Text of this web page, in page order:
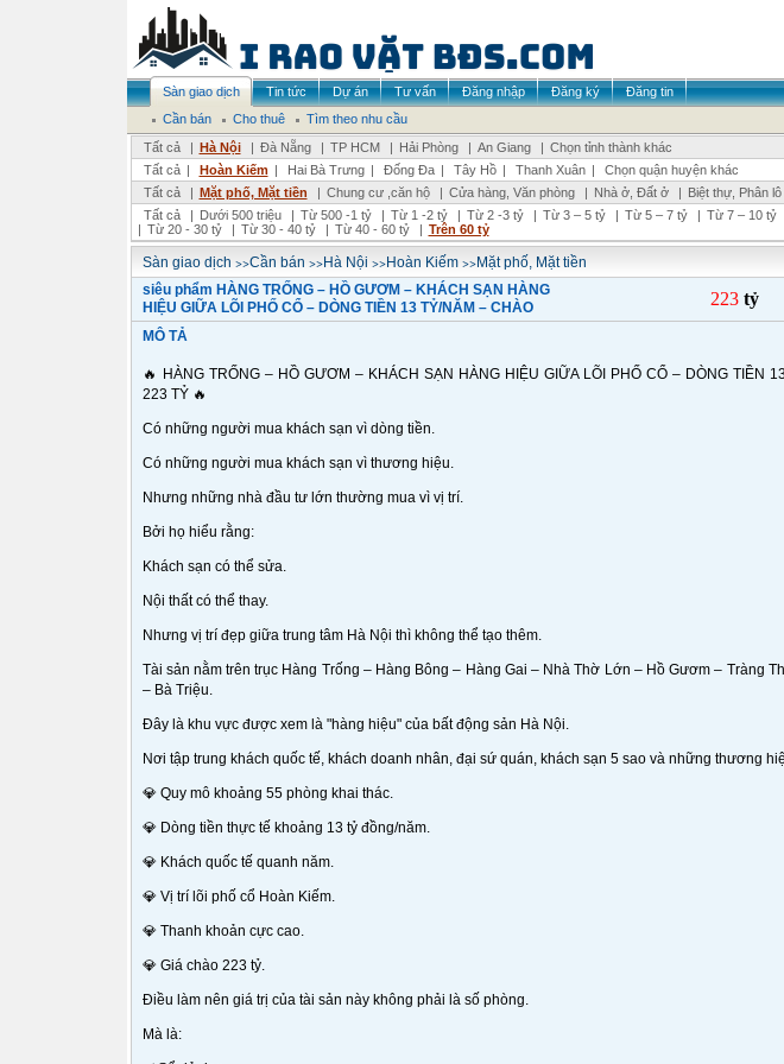
Sàn giao dịch Tin tức Dự án Tư vấn Đăng nhập Đăng ký
Đăng tin
Cần bán
Cho thuê
Tìm theo nhu cầu
Tất cả
| Hà Nội | Đà Nẵng | TP HCM | Hải Phòng | An Giang | Chọn tỉnh thành khác
Tất cả | Hoàn Kiếm | Hai Bà Trưng | Đống Đa | Tây Hồ | Thanh Xuân |
Chọn quận huyện khác
Tất cả
| Mặt phố, Mặt tiền | Chung cư ,căn hộ | Cửa hàng, Văn phòng | Nhà ở, Đất ở | Biệt thự, Phân lô
Tất cả
| Dưới 500 triệu | Từ 500 -1 tỷ | Từ 1 -2 tỷ | Từ 2 -3 tỷ | Từ 3 – 5 tỷ | Từ 5 – 7 tỷ | Từ 7 – 10 tỷ
| Từ 20 - 30 tỷ | Từ 30 - 40 tỷ | Từ 40 - 60 tỷ | Trên 60 tỷ
Sàn giao dịch >>Cần bán >>Hà Nội >>Hoàn Kiếm>>Mặt phố, Mặt tiền
siêu phẩm HÀNG TRỐNG – HỒ GƯƠM – KHÁCH SẠN HÀNG
HIỆU GIỮA LÕI PHỐ CỔ – DÒNG TIỀN 13 TỶ/NĂM – CHÀO
223 tỷ
MÔ TẢ
🔥 HÀNG TRỐNG – HỒ GƯƠM – KHÁCH SẠN HÀNG HIỆU GIỮA LÕI PHỐ CỔ – DÒNG TIỀN
223 TỶ 🔥
Có những người mua khách sạn vì dòng tiền.
Có những người mua khách sạn vì thương hiệu.
Nhưng những nhà đầu tư lớn thường mua vì vị trí.
Bởi họ hiểu rằng:
Khách sạn có thể sửa.
Nội thất có thể thay.
Nhưng vị trí đẹp giữa trung tâm Hà Nội thì không thể tạo thêm.
Tài sản nằm trên trục Hàng Trống – Hàng Bông – Hàng Gai – Nhà Thờ Lớn – Hồ Gươm – Tràng
– Bà Triệu.
Đây là khu vực được xem là "hàng hiệu" của bất động sản Hà Nội.
Nơi tập trung khách quốc tế, khách doanh nhân, đại sứ quán, khách sạn 5 sao và những thương
💎 Quy mô khoảng 55 phòng khai thác.
💎 Dòng tiền thực tế khoảng 13 tỷ đồng/năm.
💎 Khách quốc tế quanh năm.
💎 Vị trí lõi phố cổ Hoàn Kiếm.
💎 Thanh khoản cực cao.
💎 Giá chào 223 tỷ.
Điều làm nên giá trị của tài sản này không phải là số phòng.
Mà là: